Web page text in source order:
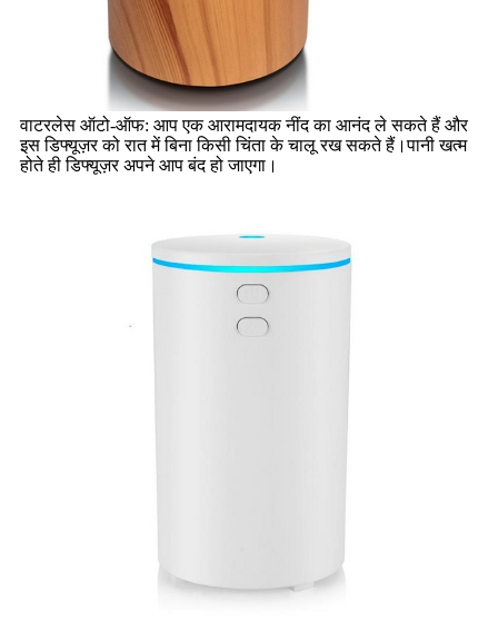
वाटरलेस ऑटो-ऑफ: आप एक आरामदायक नींद का आनंद ले सकते हैं और
इस डिफ्यूज़र को रात में बिना किसी चिंता के चालू रख सकते हैं।पानी खत्म
होते ही डिफ्यूज़र अपने आप बंद हो जाएगा।